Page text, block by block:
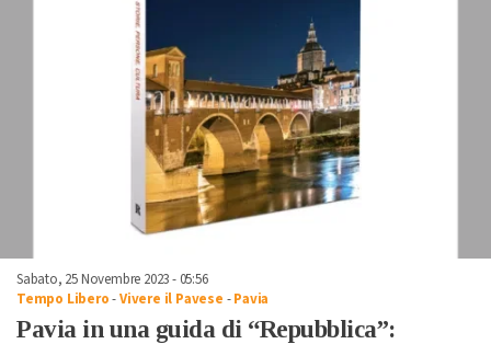
Sabato, 25 Novembre 2023 - 05:56
Tempo Libero-Vivere il Pavese -Pavia
Pavia in una guida di “Repubblica”: